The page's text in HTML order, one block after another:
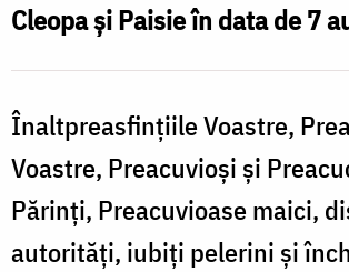
român”
Arsenie
Popa
/
Foto:
Cleopa și Paisie în data de 7
Înaltpreasfințiile Voastre,
Voastre, Preacuvioși și
Părinți, Preacuvioase maici,
autorități, iubiți pelerini și